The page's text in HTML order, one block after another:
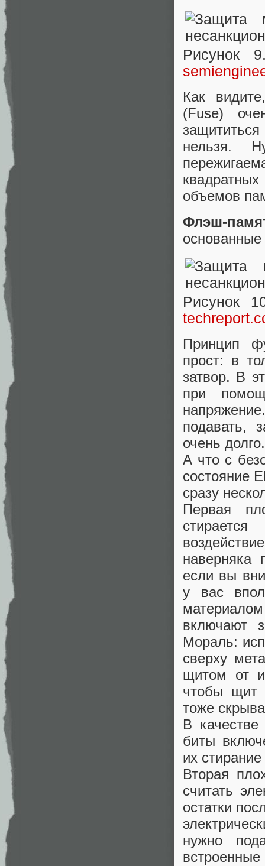
Рисунок
Как
(Fuse)
нельзя.
объемов
Флэш-
Рисунок
Принцип
прост: в
затвор. В
при
подавать,
очень долго.
А что с
состояние
сразу
Первая
если вы
у вас
включают
Мораль:
сверху
щитом от
чтобы щит
тоже
В качестве
биты
их
Вторая
считать
остатки
нужно